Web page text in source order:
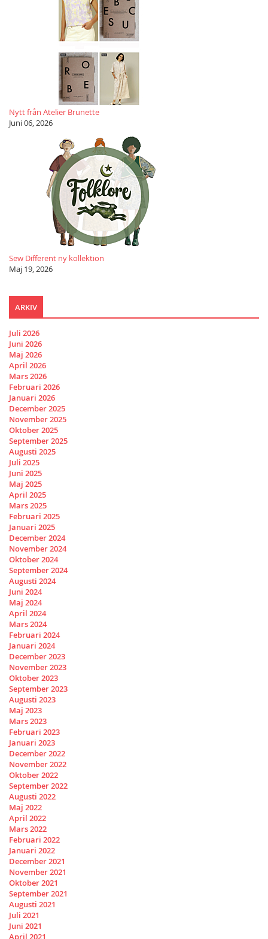
Nytt från Atelier Brunette
Juni 06, 2026
Sew Different ny kollektion
Maj 19, 2026
ARKIV
Juli 2026
Juni 2026
Maj 2026
April 2026
Mars 2026
Februari 2026
Januari 2026
December 2025
November 2025
Oktober 2025
September 2025
Augusti 2025
Juli 2025
Juni 2025
Maj 2025
April 2025
Mars 2025
Februari 2025
Januari 2025
December 2024
November 2024
Oktober 2024
September 2024
Augusti 2024
Juni 2024
Maj 2024
April 2024
Mars 2024
Februari 2024
Januari 2024
December 2023
November 2023
Oktober 2023
September 2023
Augusti 2023
Maj 2023
Mars 2023
Februari 2023
Januari 2023
December 2022
November 2022
Oktober 2022
September 2022
Augusti 2022
Maj 2022
April 2022
Mars 2022
Februari 2022
Januari 2022
December 2021
November 2021
Oktober 2021
September 2021
Augusti 2021
Juli 2021
Juni 2021
April 2021